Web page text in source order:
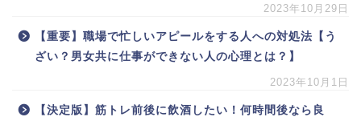
2023年10月29日
【重要】職場で忙しいアピールをする人への対処法【う
ざい？男女共に仕事ができない人の心理とは？】
2023年10月1日
【決定版】筋トレ前後に飲酒したい！何時間後なら良